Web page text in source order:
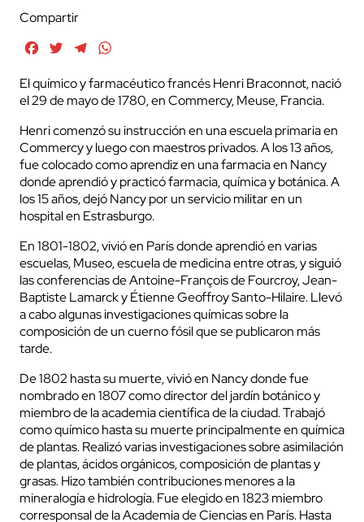
Compartir
FacebookTwitterTelegram
El químico y farmacéutico francés Henri Braconnot, nació
el 29 de mayo de 1780, en Commercy, Meuse, Francia.
Henri comenzó su instrucción en una escuela primaria en
Commercy y luego con maestros privados. A los 13 años,
fue colocado como aprendiz en una farmacia en Nancy
donde aprendió y practicó farmacia, química y botánica. A
los 15 años, dejó Nancy por un servicio militar en un
hospital en Estrasburgo.
En 1801-1802, vivió en París donde aprendió en varias
escuelas, Museo, escuela de medicina entre otras, y siguió
las conferencias de Antoine-François de Fourcroy, Jean-
Baptiste Lamarck y Étienne Geoffroy Santo-Hilaire. Llevó
a cabo algunas investigaciones químicas sobre la
composición de un cuerno fósil que se publicaron más
tarde.
De 1802 hasta su muerte, vivió en Nancy donde fue
nombrado en 1807 como director del jardín botánico y
miembro de la academia científica de la ciudad. Trabajó
como químico hasta su muerte principalmente en química
de plantas. Realizó varias investigaciones sobre asimilación
de plantas, ácidos orgánicos, composición de plantas y
grasas. Hizo también contribuciones menores a la
mineralogía e hidrología. Fue elegido en 1823 miembro
corresponsal de la Academia de Ciencias en París. Hasta